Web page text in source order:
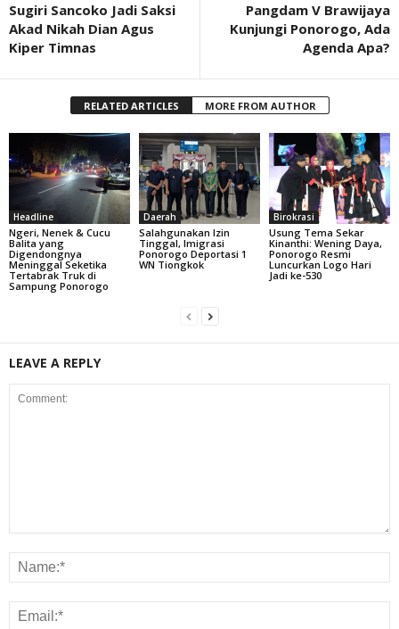
Sugiri Sancoko Jadi Saksi
Akad Nikah Dian Agus
Kiper Timnas
Pangdam V Brawijaya
Kunjungi Ponorogo, Ada
Agenda Apa?
RELATED ARTICLES MORE FROM AUTHOR
Headline
Ngeri, Nenek & Cucu
Balita yang
Digendongnya
Meninggal Seketika
Tertabrak Truk di
Sampung Ponorogo
Daerah
Salahgunakan Izin
Tinggal, Imigrasi
Ponorogo Deportasi 1
WN Tiongkok
Birokrasi
Usung Tema Sekar
Kinanthi: Wening Daya,
Ponorogo Resmi
Luncurkan Logo Hari
Jadi ke-530
LEAVE A REPLY